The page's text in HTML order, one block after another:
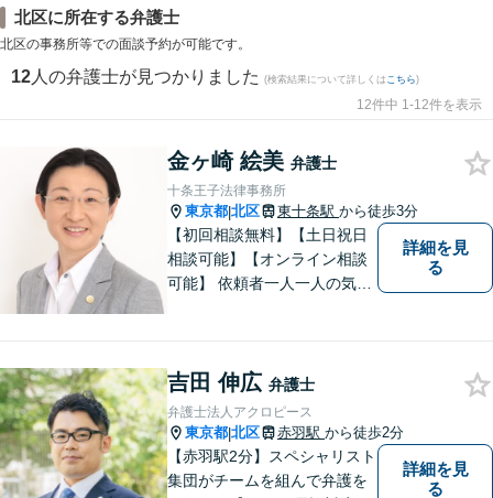
北区に所在する弁護士
北区の事務所等での面談予約が可能です。
12 人の弁護士が見つかりました (検索結果について詳しくは こちら)
12件中 1-12件を表示
金ヶ崎 絵美 弁護士
十条王子法律事務所
東京都|北区 東十条駅 から徒歩3分
【初回相談無料】【土日祝日
相談可能】【オンライン相談
可能】 依頼者一人一人の気持
方より、元気になった・安心
したという声をいただいてお
ります。
詳細を見
る
吉田 伸広 弁護士
弁護士法人アクロピース
東京都|北区 赤羽駅 から徒歩2分
【赤羽駅2分】スペシャリスト
集団がチームを組んで弁護を
詳細を見
る